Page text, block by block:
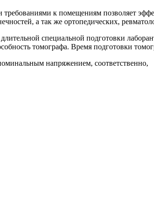
к помещениям позволяет
а так же ортопедических,
специальной подготовки
томографа. Время подготовки
напряжением, соответственно,